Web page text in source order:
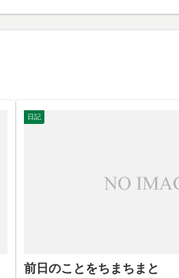
日記
前日のことをちまちまと